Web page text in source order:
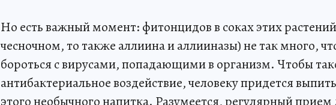
Но есть важный момент: фитонцидов в соках этих растений
чесночном, то также аллиина и аллииназы) не так много,
бороться с вирусами, попадающими в организм. Чтобы
антибактериальное воздействие, человеку придется
этого необычного напитка. Разумеется, регулярный